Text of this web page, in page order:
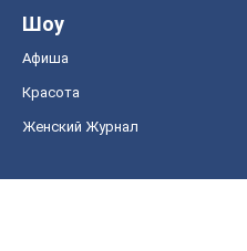
Шоу
Афиша
Красота
Женский Журнал